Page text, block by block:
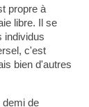
propre à
libre. Il se
individus
c'est
bien d'autres
demi de